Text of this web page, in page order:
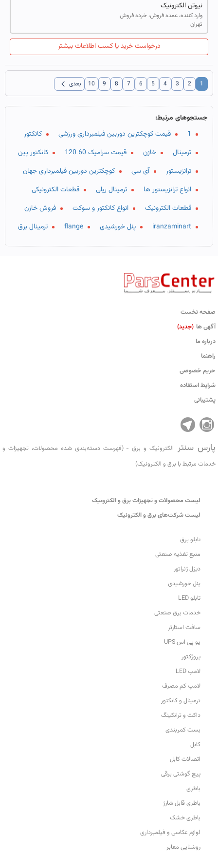
نیوتن الکترونیک
وارد کننده، عمده فروش، خرده فروش
تهران
درخواست خرید یا کسب اطلاعات بیشتر
1
2
3
4
5
6
7
8
9
10 بعدی chevron_left
جستجوهای مرتبط:
1
قیمت کوچکترین دوربین فیلمبرداری ورزشی
کانکتور
ترمینال
خازن قیمت سرامیک 60 120
کانکتور پین
ترانزیستور
آی سی
کوچکترین دوربین فیلمبرداری جهان
انواع ترانزیستور ها
ترمینال ریلی
قطعات الکترونیکی
قطعات الکترونیک
انواع کانکتور و سوکت
فروش خازن
iranzaminart
پنل خورشیدی flange ترمینال برق
صفحه نخست
آگهی ها (جدید)
درباره ما
راهنما
حریم خصوصی
شرایط استفاده
پشتیبانی
پارس سنتر الکترونیک و برق - (فهرست دسته‌بندی شده محصولات، تجهیزات و
خدمات مرتبط با برق و الکترونیک)
ليست محصولات و تجهیزات برق و الکترونیک
ليست شرکت‌های برق و الکترونیک
تابلو برق
منبع تغذیه صنعتی
دیزل ژنراتور
پنل خورشیدی
تابلو LED
خدمات برق صنعتی
سافت استارتر
یو پی اس UPS
پروژکتور
لامپ LED
لامپ کم مصرف
ترمینال و کانکتور
داکت و ترانکینگ
بست کمربندی
کابل
اتصالات کابل
پیچ گوشتی برقی
باطری
باطری قابل شارژ
باطری خشک
لوازم عکاسی و فیلمبرداری
روشنایی معابر